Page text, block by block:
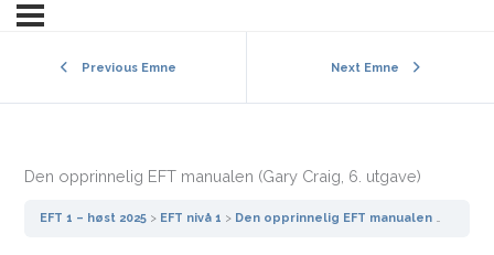
Previous Emne Next Emne
Den opprinnelig EFT manualen (Gary Craig, 6. utgave)
EFT 1 – høst 2025 EFT nivå 1 Den opprinnelig EFT manualen (Gary Craig, 6. utgave)